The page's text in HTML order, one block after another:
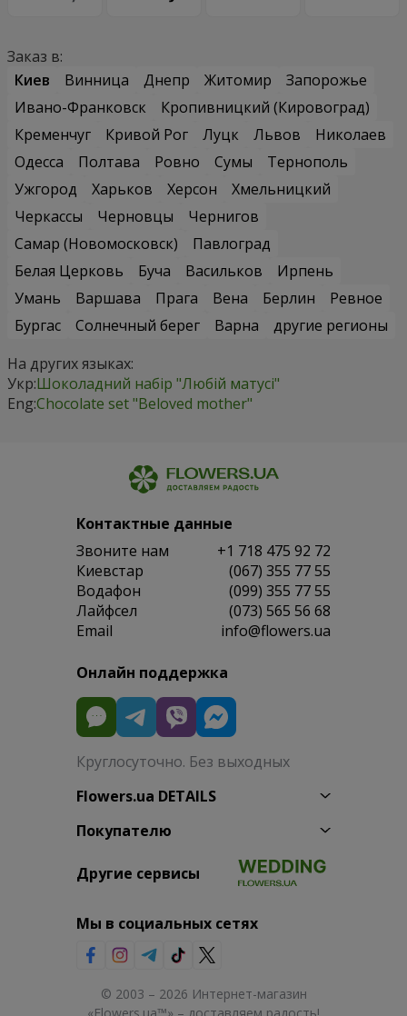
Заказ в:
Киев
Винница Днепр Житомир
Запорожье
Ивано-Франковск
Кропивницкий (Кировоград)
Кременчуг
Кривой Рог Луцк Львов
Николаев
Одесса
Полтава Ровно Сумы
Тернополь
Ужгород
Харьков Херсон
Хмельницкий
Черкассы
Черновцы
Чернигов
Самар (Новомосковск)
Павлоград
Белая Церковь
Буча Васильков
Ирпень
Умань
Варшава Прага Вена Берлин
Ревное
Бургас
Солнечный берег Варна
другие регионы
На других языках:
Укр:Шоколадний набір "Любій матусі"
Eng:Chocolate set "Beloved mother"
Контактные данные
Звоните нам
+1 718 475 92 72
Киевстар
(067) 355 77 55
Водафон
(099) 355 77 55
Лайфсел
(073) 565 56 68
Email
info@flowers.ua
Онлайн поддержка
Круглосуточно. Без выходных
Flowers.ua DETAILS
Покупателю
Другие сервисы
Мы в социальных сетях
© 2003 – 2026 Интернет-магазин